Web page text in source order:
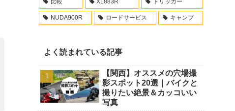
NUDA900R ロードサービス キャンプ
よく読まれている記事
【関西】オススメの穴場撮
影スポット20選｜バイクと
撮りたい絶景＆カッコいい
写真